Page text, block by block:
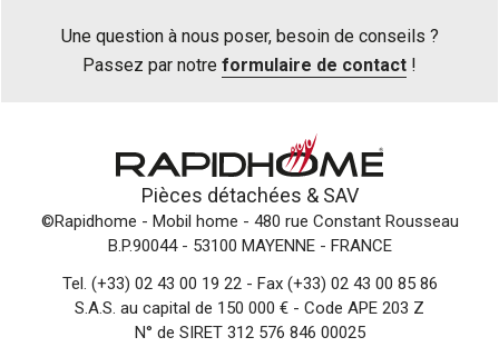
Une question à nous poser, besoin de conseils ?
Passez par notre formulaire de contact !
Pièces détachées & SAV
©Rapidhome - Mobil home - 480 rue Constant Rousseau
B.P.90044 - 53100 MAYENNE - FRANCE
Tel. (+33) 02 43 00 19 22 - Fax (+33) 02 43 00 85 86
S.A.S. au capital de 150 000 € - Code APE 203 Z
N° de SIRET 312 576 846 00025